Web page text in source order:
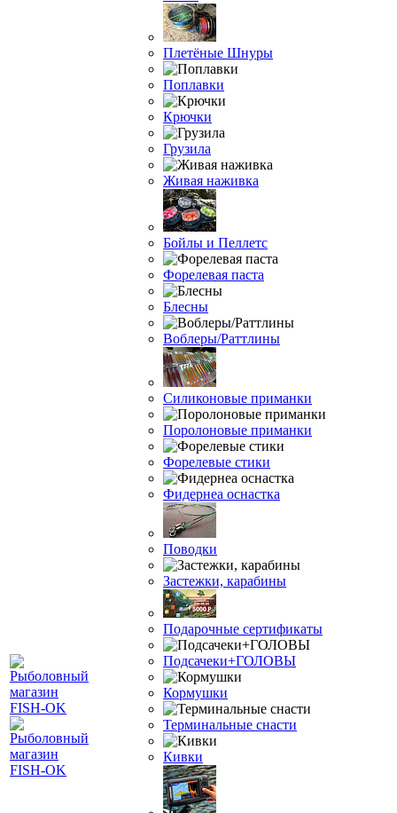
Плетёные Шнуры
Поплавки
Крючки
Грузила
Живая наживка
Бойлы и Пеллетс
Форелевая паста
Блесны
Воблеры/Раттлины
Силиконовые приманки
Поролоновые приманки
Форелевые стики
Фидернеа оснастка
Поводки
Застежки, карабины
Подарочные сертификаты
Подсачеки+ГОЛОВЫ
Кормушки
Терминальные снасти
Кивки